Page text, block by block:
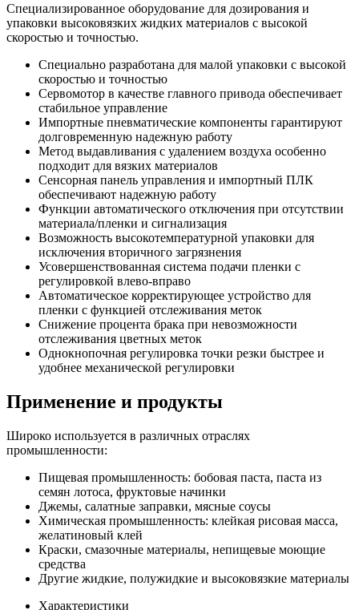
Специализированное оборудование для дозирования и
упаковки высоковязких жидких материалов с высокой
скоростью и точностью.
Специально разработана для малой упаковки с высокой
скоростью и точностью
Сервомотор в качестве главного привода обеспечивает
стабильное управление
Импортные пневматические компоненты гарантируют
долговременную надежную работу
Метод выдавливания с удалением воздуха особенно
подходит для вязких материалов
Сенсорная панель управления и импортный ПЛК
обеспечивают надежную работу
Функции автоматического отключения при отсутствии
материала/пленки и сигнализация
Возможность высокотемпературной упаковки для
исключения вторичного загрязнения
Усовершенствованная система подачи пленки с
регулировкой влево-вправо
Автоматическое корректирующее устройство для
пленки с функцией отслеживания меток
Снижение процента брака при невозможности
отслеживания цветных меток
Однокнопочная регулировка точки резки быстрее и
удобнее механической регулировки
Применение и продукты
Широко используется в различных отраслях
промышленности:
Пищевая промышленность: бобовая паста, паста из
семян лотоса, фруктовые начинки
Джемы, салатные заправки, мясные соусы
Химическая промышленность: клейкая рисовая масса,
желатиновый клей
Краски, смазочные материалы, непищевые моющие
средства
Другие жидкие, полужидкие и высоковязкие материалы
Характеристики